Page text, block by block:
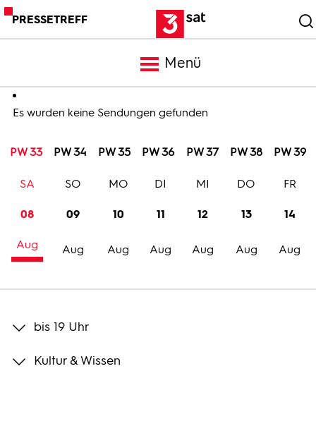
PRESSETREFF
Menü
Meldungen
Programm
Trailer
Bilder
Es wurden keine Sendungen gefunden
PW 33 PW 34 PW 35 PW 36 PW 37 PW 38 PW 39
08
Aug
SA
09
Aug
SO
10
Aug
MO
11
Aug
DI
12
Aug
MI
13
Aug
DO
14
Aug
FR
bis 19 Uhr
Kultur & Wissen